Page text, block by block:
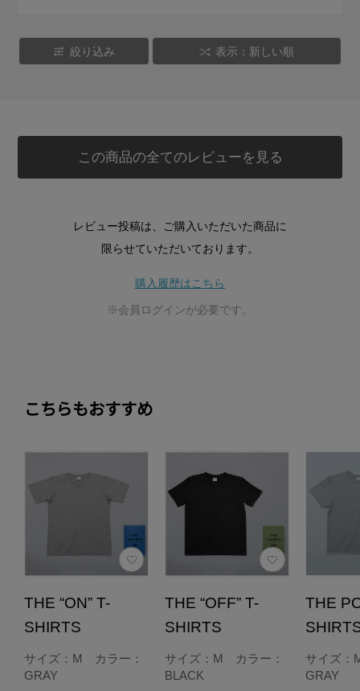
絞り込み 表示：新しい順
この商品の全てのレビューを見る
レビュー投稿は、ご購入いただいた商品に
限らせていただいております。
購入履歴はこちら
※会員ログインが必要です。
こちらもおすすめ
THE “ON” T-
SHIRTS
サイズ：M カラー：
GRAY
THE “OFF” T-
SHIRTS
サイズ：M カラー：
BLACK
THE
サイズ
GRAY